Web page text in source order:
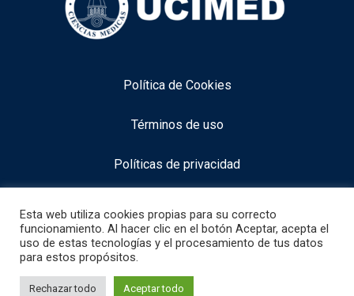
Política de Cookies
Términos de uso
Políticas de privacidad
info@neurocognitiveacademy.com
Esta web utiliza cookies propias para su correcto
funcionamiento. Al hacer clic en el botón Aceptar, acepta el
uso de estas tecnologías y el procesamiento de tus datos
para estos propósitos.
Rechazar todo Aceptar todo
Necesitas alguna información especifica